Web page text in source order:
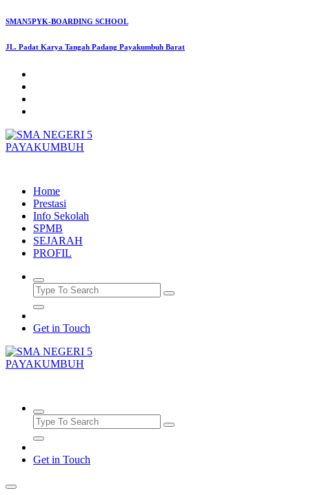
Skip
content
SMAN5PYK-BOARDING SCHOOL
JL. Padat Karya Tangah Padang Payakumbuh Barat
Home
Prestasi
Info Sekolah
SPMB
SEJARAH
PROFIL
Get in Touch
Get in Touch